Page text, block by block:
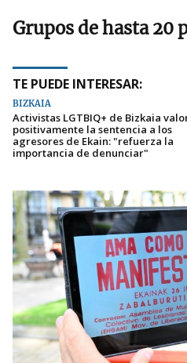
Grupos de hasta 20
TE PUEDE INTERESAR:
BIZKAIA
Activistas LGTBIQ+ de Bizkaia
positivamente la sentencia a los
agresores de Ekain: "refuerza la
importancia de denunciar"